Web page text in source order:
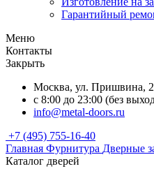
Гарантийный
Меню
Контакты
Закрыть
Москва, ул. Пришвина,
с 8:00 до 23:00 (без
info@metal-doors.ru
+7 (495) 755-16-40
Главная Фурнитура Дверные
Каталог дверей